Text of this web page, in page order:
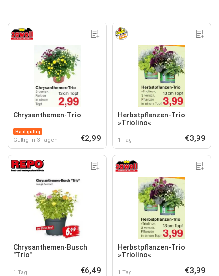
Chrysanthemen-Trio
Bald gültig
Gültig in 3 Tagen €2,99
Herbstpflanzen-Trio
»Triolino«
1 Tag €3,99
Chrysanthemen-Busch
"Trio"
1 Tag €6,49
Herbstpflanzen-Trio
»Triolino«
1 Tag €3,99